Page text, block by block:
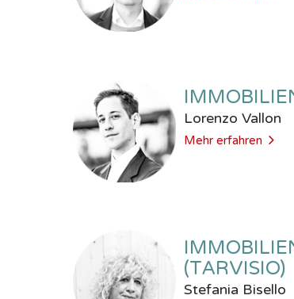
Lorenzo Vallon
Mehr erfahren
(TARVISIO)
Stefania Bisello